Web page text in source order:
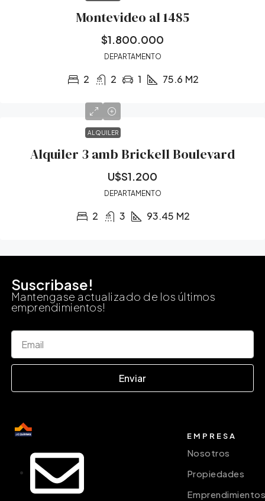
Montevideo al 1485
$1.800.000
DEPARTAMENTO
2 2 1 75.6 M2
ALQUILER
Alquiler 3 amb Brickell Boulevard
U$S1.200
DEPARTAMENTO
2 3 93.45 M2
Suscribase!
Mantengase actualizado de los últimos
emprendimientos!
Enviar
EMPRESA
Nosotros
Propiedades